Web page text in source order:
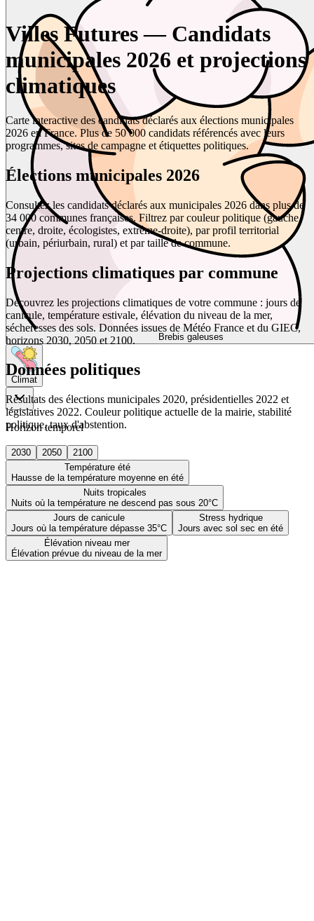
Brebis galeuses
Climat
Horizon temporel
2030 2050
2100
Température été
Hausse de la température moyenne en été
Nuits tropicales
Nuits où la température ne descend pas sous 20°C
Jours de canicule
Jours où la température dépasse 35°C
Stress hydrique
Jours avec sol sec en été
Élévation niveau mer
Élévation prévue du niveau de la mer
Villes Futures — Candidats
municipales 2026 et projections
climatiques
Carte interactive des candidats déclarés aux élections municipales
2026 en France. Plus de 50 000 candidats référencés avec leurs
programmes, sites de campagne et étiquettes politiques.
Élections municipales 2026
Consultez les candidats déclarés aux municipales 2026 dans plus de
34 000 communes françaises. Filtrez par couleur politique (gauche,
centre, droite, écologistes, extrême-droite), par profil territorial
(urbain, périurbain, rural) et par taille de commune.
Projections climatiques par commune
Découvrez les projections climatiques de votre commune : jours de
canicule, température estivale, élévation du niveau de la mer,
sécheresses des sols. Données issues de Météo France et du GIEC,
horizons 2030, 2050 et 2100.
Données politiques
Résultats des élections municipales 2020, présidentielles 2022 et
législatives 2022. Couleur politique actuelle de la mairie, stabilité
politique, taux d'abstention.